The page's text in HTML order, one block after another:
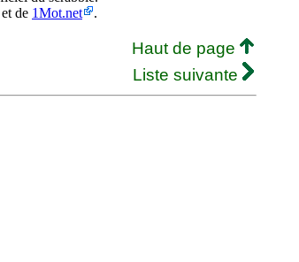
et de 1Mot.net .
Haut de page
Liste suivante